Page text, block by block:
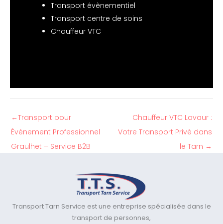
Transport évènementiel
Transport centre de soins
Chauffeur VTC
←Transport pour
Évènement Professionnel
Graulhet – Service B2B
Chauffeur VTC Lavaur :
Votre Transport Privé dans
le Tarn →
Transport Tarn Service est une entreprise spécialisée dans le
transport de personnes,